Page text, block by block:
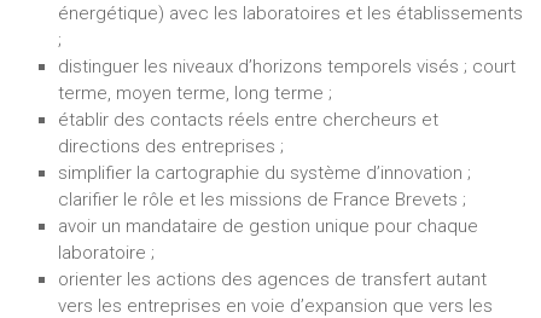
énergétique) avec les laboratoires et les établissements
;
distinguer les niveaux d’horizons temporels visés ; court
terme, moyen terme, long terme ;
établir des contacts réels entre chercheurs et
directions des entreprises ;
simplifier la cartographie du système d’innovation ;
clarifier le rôle et les missions de France Brevets ;
avoir un mandataire de gestion unique pour chaque
laboratoire ;
orienter les actions des agences de transfert autant
vers les entreprises en voie d’expansion que vers les